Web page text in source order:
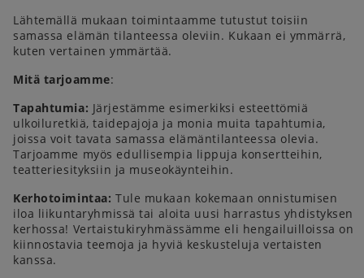
Lähtemällä mukaan toimintaamme tutustut toisiin
samassa elämän tilanteessa oleviin. Kukaan ei ymmärrä,
kuten vertainen ymmärtää.
Mitä tarjoamme:
Tapahtumia: Järjestämme esimerkiksi esteettömiä
ulkoiluretkiä, taidepajoja ja monia muita tapahtumia,
joissa voit tavata samassa elämäntilanteessa olevia.
Tarjoamme myös edullisempia lippuja konsertteihin,
teatteriesityksiin ja museokäynteihin.
Kerhotoimintaa: Tule mukaan kokemaan onnistumisen
iloa liikuntaryhmissä tai aloita uusi harrastus yhdistyksen
kerhossa! Vertaistukiryhmässämme eli hengailuilloissa on
kiinnostavia teemoja ja hyviä keskusteluja vertaisten
kanssa.